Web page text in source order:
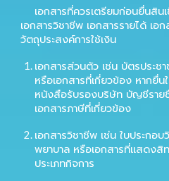
เอกสารที่ควรเตรียมก่อนยื่นสิน
เอกสารวิชาชีพ เอกสารรายได้ เอ
วัตถุประสงค์การใช้เงิน
เอกสารส่วนตัว เช่น บัตรประช
หรือเอกสารที่เกี่ยวข้อง หากยื่
หนังสือรับรองบริษัท บัญชีราย
เอกสารภาษีที่เกี่ยวข้อง
เอกสารวิชาชีพ เช่น ใบประกอ
พยาบาล หรือเอกสารที่แสดงสิ
ประเภทกิจการ